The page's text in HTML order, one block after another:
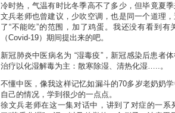
冷时热，气温有时比冬季高不了多少，但毕竟夏
文兵老师也曾建议，少吹空调，也是同一个道理
了“不能吃”的范围，加了鸡蛋。我还没有看到
（Covid-19）期间提出来的吧。
新冠肺炎中医病名为 “湿毒疫”，新冠感染后患者
治疗以化湿解毒为主：散寒除湿、清热化湿…..。
不懂中医，像我这样记忆如漏斗的70多岁老奶奶
自己的情况，学到很少的一点点。
徐文兵老师在这一集对话中，讲到了对症的一系